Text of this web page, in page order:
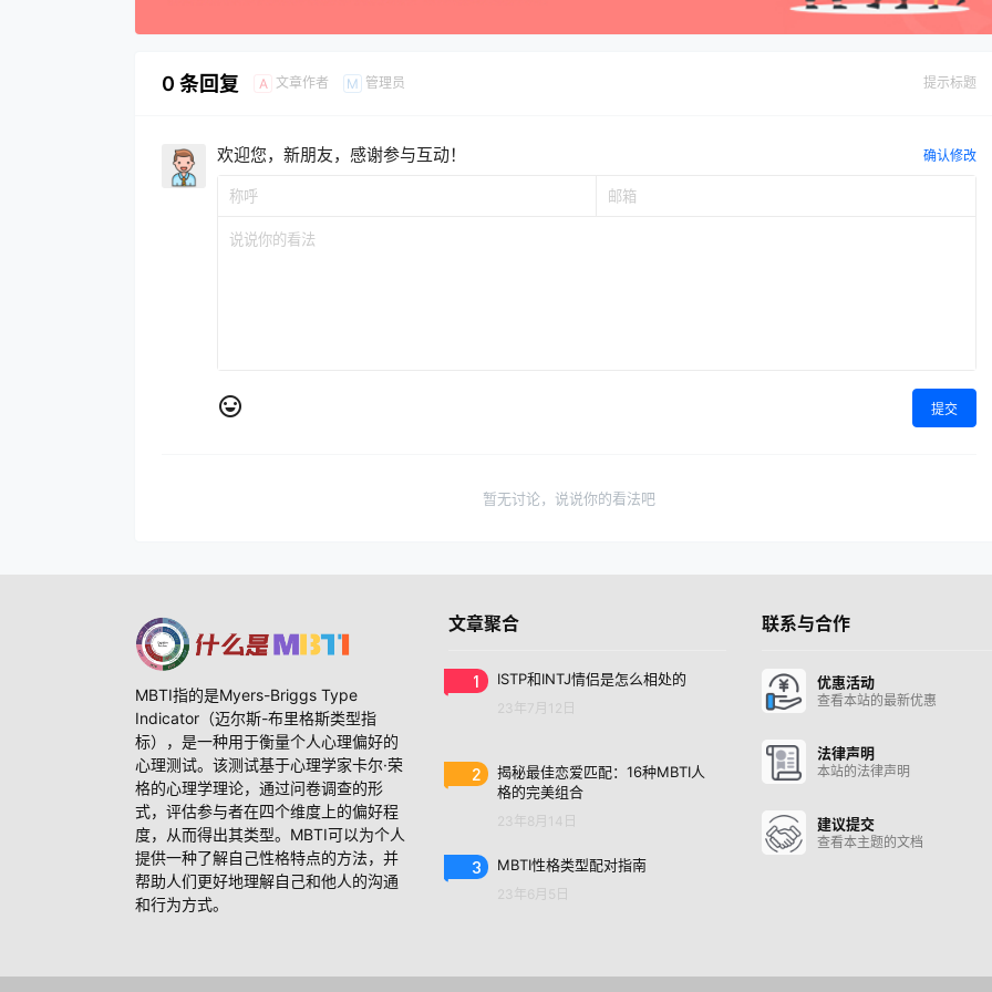
0 条回复 A 文章作者 M 管理员 提示标题
欢迎您，新朋友，感谢参与互动！ 确认修改
提交
暂无讨论，说说你的看法吧
MBTI指的是Myers-Briggs Type
Indicator（迈尔斯-布里格斯类型指
标），是一种用于衡量个人心理偏好的
心理测试。该测试基于心理学家卡尔·荣
格的心理学理论，通过问卷调查的形
式，评估参与者在四个维度上的偏好程
度，从而得出其类型。MBTI可以为个人
提供一种了解自己性格特点的方法，并
帮助人们更好地理解自己和他人的沟通
和行为方式。
文章聚合
1 ISTP和INTJ情侣是怎么相处的
23年7月12日
2
揭秘最佳恋爱匹配：16种MBTI人
格的完美组合
23年8月14日
3 MBTI性格类型配对指南
23年6月5日
联系与合作
优惠活动
查看本站的最新优惠
法律声明
本站的法律声明
建议提交
查看本主题的文档